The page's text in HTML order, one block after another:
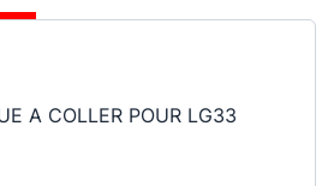
A COLLER POUR LG33